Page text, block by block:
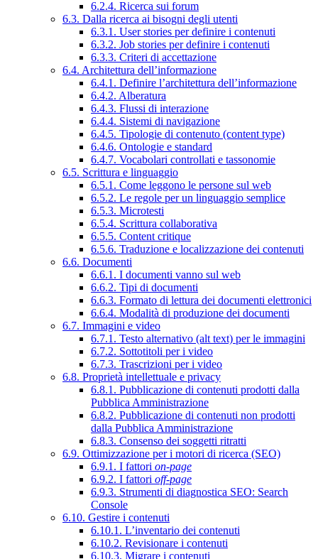
6.2.4. Ricerca sui forum
6.3. Dalla ricerca ai bisogni degli utenti
6.3.1. User stories per definire i contenuti
6.3.2. Job stories per definire i contenuti
6.3.3. Criteri di accettazione
6.4. Architettura dell’informazione
6.4.1. Definire l’architettura dell’informazione
6.4.2. Alberatura
6.4.3. Flussi di interazione
6.4.4. Sistemi di navigazione
6.4.5. Tipologie di contenuto (content type)
6.4.6. Ontologie e standard
6.4.7. Vocabolari controllati e tassonomie
6.5. Scrittura e linguaggio
6.5.1. Come leggono le persone sul web
6.5.2. Le regole per un linguaggio semplice
6.5.3. Microtesti
6.5.4. Scrittura collaborativa
6.5.5. Content critique
6.5.6. Traduzione e localizzazione dei contenuti
6.6. Documenti
6.6.1. I documenti vanno sul web
6.6.2. Tipi di documenti
6.6.3. Formato di lettura dei documenti elettronici
6.6.4. Modalità di produzione dei documenti
6.7. Immagini e video
6.7.1. Testo alternativo (alt text) per le immagini
6.7.2. Sottotitoli per i video
6.7.3. Trascrizioni per i video
6.8. Proprietà intellettuale e privacy
6.8.1. Pubblicazione di contenuti prodotti dalla
Pubblica Amministrazione
6.8.2. Pubblicazione di contenuti non prodotti
dalla Pubblica Amministrazione
6.8.3. Consenso dei soggetti ritratti
6.9. Ottimizzazione per i motori di ricerca (SEO)
6.9.1. I fattori on-page
6.9.2. I fattori off-page
6.9.3. Strumenti di diagnostica SEO: Search
Console
6.10. Gestire i contenuti
6.10.1. L’inventario dei contenuti
6.10.2. Revisionare i contenuti
6.10.3. Migrare i contenuti